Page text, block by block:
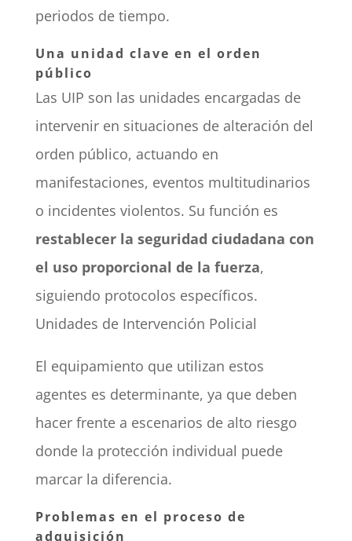
periodos de tiempo.
Una unidad clave en el orden
público
Las UIP son las unidades encargadas de
intervenir en situaciones de alteración del
orden público, actuando en
manifestaciones, eventos multitudinarios
o incidentes violentos. Su función es
restablecer la seguridad ciudadana con
el uso proporcional de la fuerza,
siguiendo protocolos específicos.
Unidades de Intervención Policial
El equipamiento que utilizan estos
agentes es determinante, ya que deben
hacer frente a escenarios de alto riesgo
donde la protección individual puede
marcar la diferencia.
Problemas en el proceso de
adquisición